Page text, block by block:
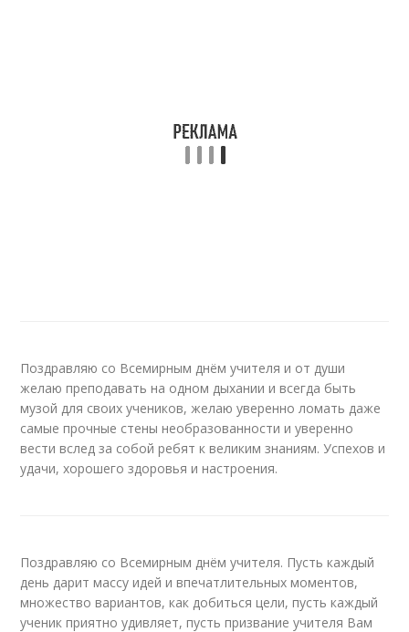
Поздравляю со Всемирным днём учителя и от души
желаю преподавать на одном дыхании и всегда быть
музой для своих учеников, желаю уверенно ломать даже
самые прочные стены необразованности и уверенно
вести вслед за собой ребят к великим знаниям. Успехов и
удачи, хорошего здоровья и настроения.
Поздравляю со Всемирным днём учителя. Пусть каждый
день дарит массу идей и впечатлительных моментов,
множество вариантов, как добиться цели, пусть каждый
ученик приятно удивляет, пусть призвание учителя Вам